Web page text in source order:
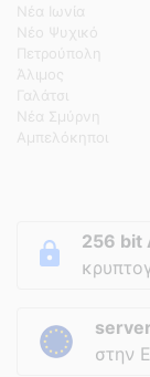
Νέα Ιωνία
Νέο Ψυχικό
Πετρούπολη
Άλιμος
Γαλάτσι
Νέα Σμύρνη
Αμπελόκηποι
256 bit
server
στην